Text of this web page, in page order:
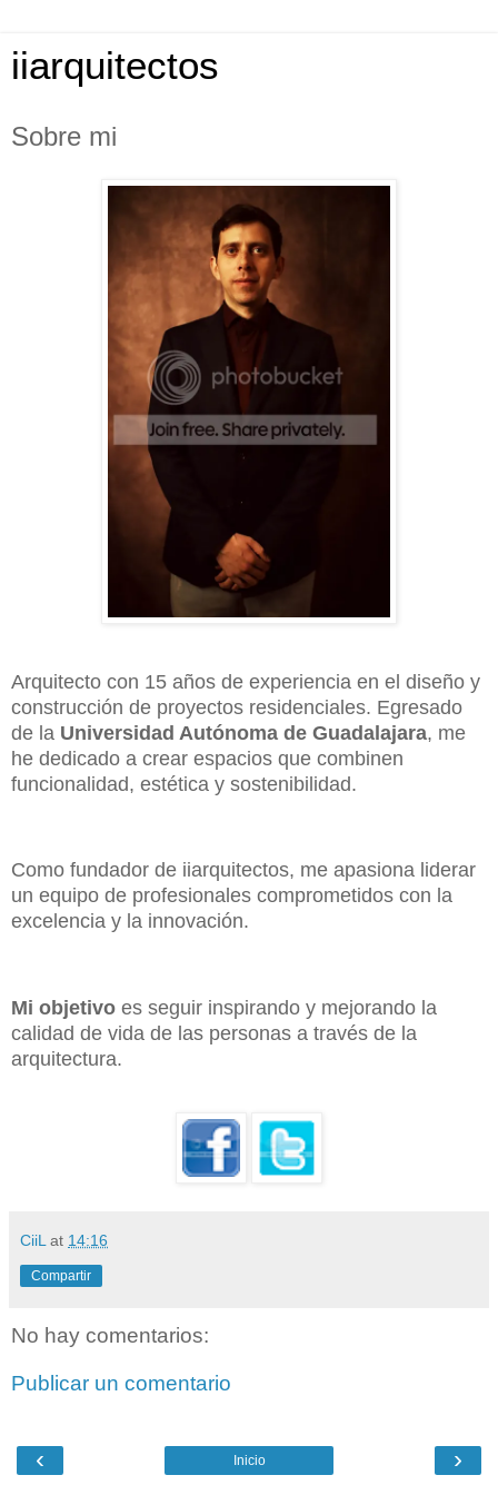
iiarquitectos
Sobre mi
Arquitecto con 15 años de experiencia en el diseño y
construcción de proyectos residenciales. Egresado
de la Universidad Autónoma de Guadalajara, me
he dedicado a crear espacios que combinen
funcionalidad, estética y sostenibilidad.
Como fundador de iiarquitectos, me apasiona liderar
un equipo de profesionales comprometidos con la
excelencia y la innovación.
Mi objetivo es seguir inspirando y mejorando la
calidad de vida de las personas a través de la
arquitectura.
CiiL at 14:16
Compartir
No hay comentarios:
Publicar un comentario
‹ ›
Inicio